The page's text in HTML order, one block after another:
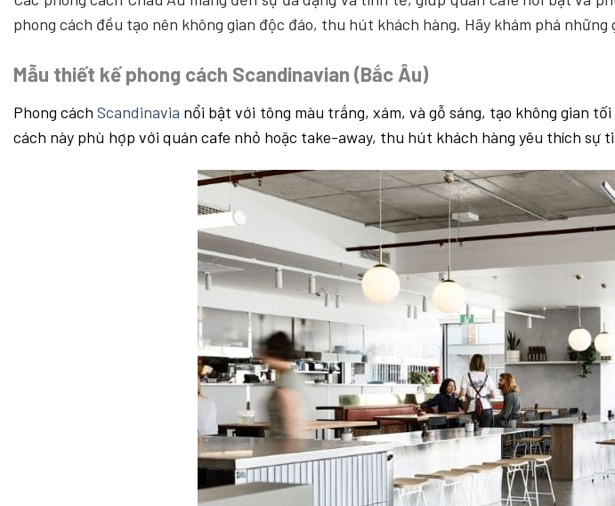
phong cách đều tạo nên không gian độc đáo, thu hút khách hàng. Hãy khám phá
Mẫu thiết kế phong cách Scandinavian (Bắc Âu)
Phong cách Scandinavia nổi bật với tông màu trắng, xám, và gỗ sáng, tạo không gian
cách này phù hợp với quán cafe nhỏ hoặc take-away, thu hút khách hàng yêu thích sự